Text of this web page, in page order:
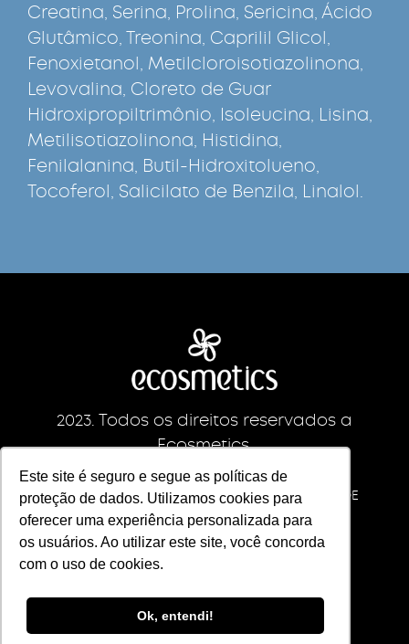
Este site é seguro e segue as políticas de
proteção de dados. Utilizamos cookies para
oferecer uma experiência personalizada para
os usuários. Ao utilizar este site, você concorda
com o uso de cookies.
Ok, entendi!
Creatina, Serina, Prolina, Sericina, Ácido
Glutâmico, Treonina, Caprilil Glicol,
Fenoxietanol, Metilcloroisotiazolinona,
Levovalina, Cloreto de Guar
Hidroxipropiltrimônio, Isoleucina, Lisina,
Metilisotiazolinona, Histidina,
Fenilalanina, Butil-Hidroxitolueno,
Tocoferol, Salicilato de Benzila, Linalol.
2023. Todos os direitos reservados a
Ecosmetics.
CNPJ da empresa: 09213892/0001-83
ECS INDUSTRIA IMPORTACAO E EXPORTACAO DE
COSMETICOS LTDA
Lei Geral de Proteção de Dados